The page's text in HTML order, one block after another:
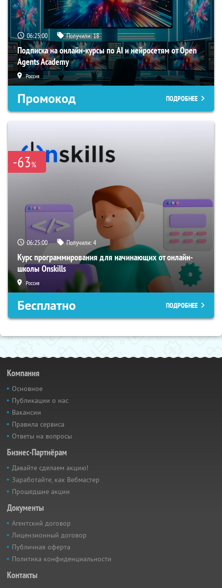
06:24:59 Получили:18
Подписка на онлайн-курсы по AI и нейросетям от Open
Agents Academy
Россия
Промокод ПОДРОБНЕЕ
-63%
06:24:59 Получили:4
Курс программирования для начинающих от онлайн-
школы Onskills
Россия
Бесплатно ПОДРОБНЕЕ
Компания
Основное
Публикации о нас
Вакансии
Правила сервиса
Ответы на вопросы
Бизнес-Партнёрам
Давайте сделаем акцию!
Заработайте, как Вебмастер
Прошедшие акции
Документы
Агентский договор
Лицензионный договор
Публичная оферта
Политика конфиденциальности
Контакты